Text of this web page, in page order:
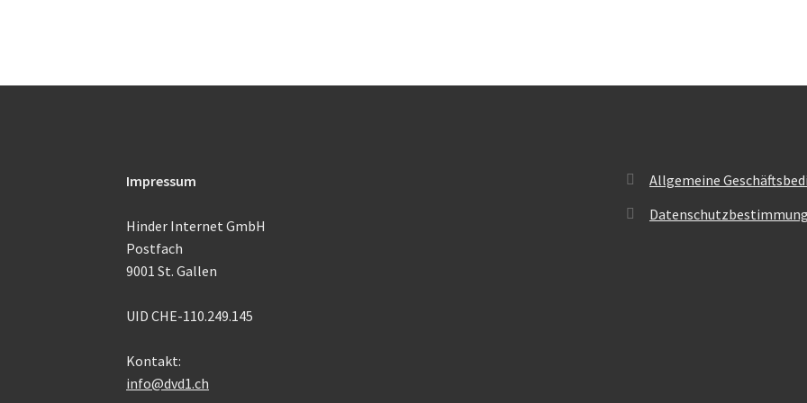
Impressum
Hinder Internet GmbH
Postfach
9001 St. Gallen
UID CHE-110.249.145
Kontakt:
info@dvd1.ch
Allgemeine